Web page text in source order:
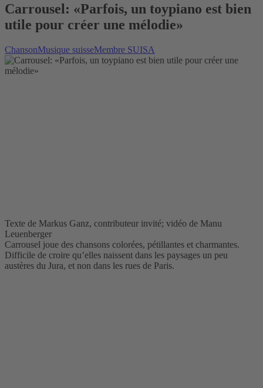
Carrousel: «Parfois, un toypiano est bien
utile pour créer une mélodie»
ChansonMusique suisseMembre SUISA
Texte de Markus Ganz, contributeur invité; vidéo de Manu
Leuenberger
Carrousel joue des chansons colorées, pétillantes et charmantes.
Difficile de croire qu’elles naissent dans les paysages un peu
austères du Jura, et non dans les rues de Paris.